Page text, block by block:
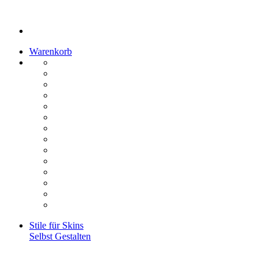
Warenkorb
Stile für Skins
Selbst Gestalten